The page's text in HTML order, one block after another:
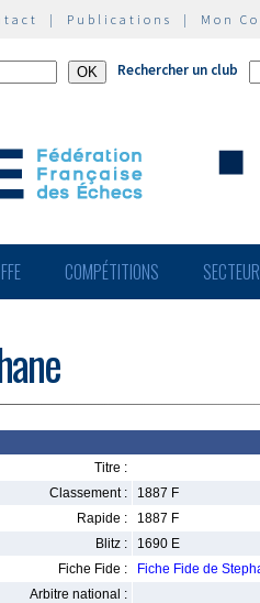
| Publications | Mon
Rechercher un club
FFE COMPÉTITIONS
Titre :
Classement :
1887 F
Rapide :
1887 F
Blitz :
1690 E
Fiche Fide :
Fiche Fide de
Arbitre national :